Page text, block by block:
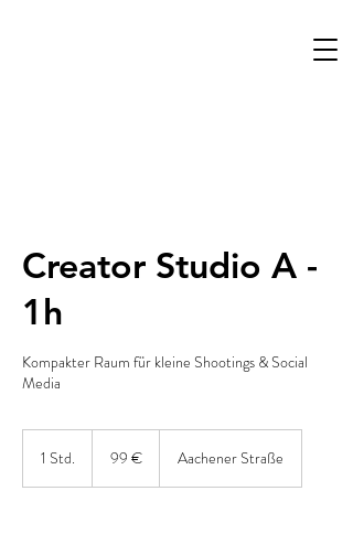
Creator Studio A -
1h
Kompakter Raum für kleine Shootings & Social
Media
1 Std. 99 € Aachener Straße